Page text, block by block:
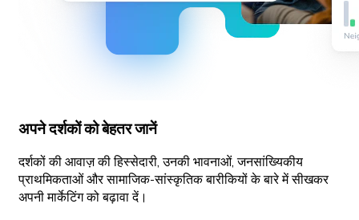
अपने दर्शकों को बेहतर जानें
दर्शकों की आवाज़ की हिस्सेदारी, उनकी भावनाओं, जनसांख्यिकीय
प्राथमिकताओं और सामाजिक-सांस्कृतिक बारीकियों के बारे में सीखकर
अपनी मार्केटिंग को बढ़ावा दें।